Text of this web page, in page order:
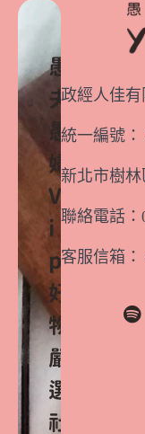
政經人佳有
統一編號：
新北市樹林
聯絡電話：
客服信箱：
愚
夫
愚
婦
V
i
p
好
物
嚴
選
社